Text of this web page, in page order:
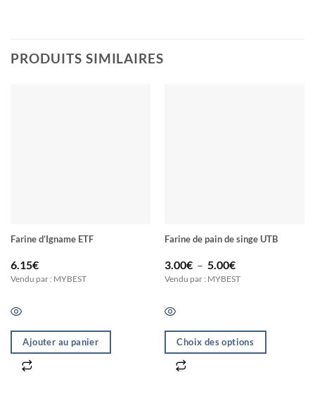
PRODUITS SIMILAIRES
Farine d’Igname ETF
6.15€
Vendu par : MYBEST
Ajouter au panier
Farine de pain de singe UTB
3.00€ – 5.00€Plage
de
prix :
Vendu par : MYBEST
Choix des options